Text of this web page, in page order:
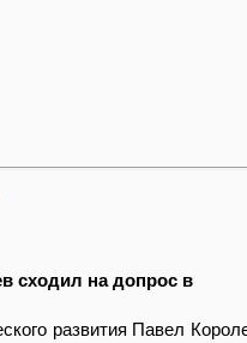
сходил на допрос в
развития Павел